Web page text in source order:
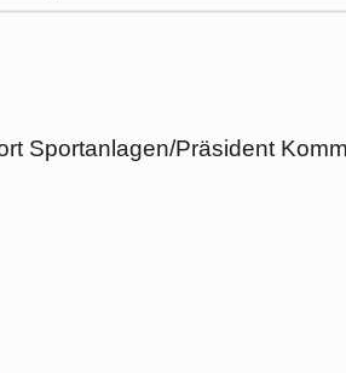
Sportanlagen/Präsident